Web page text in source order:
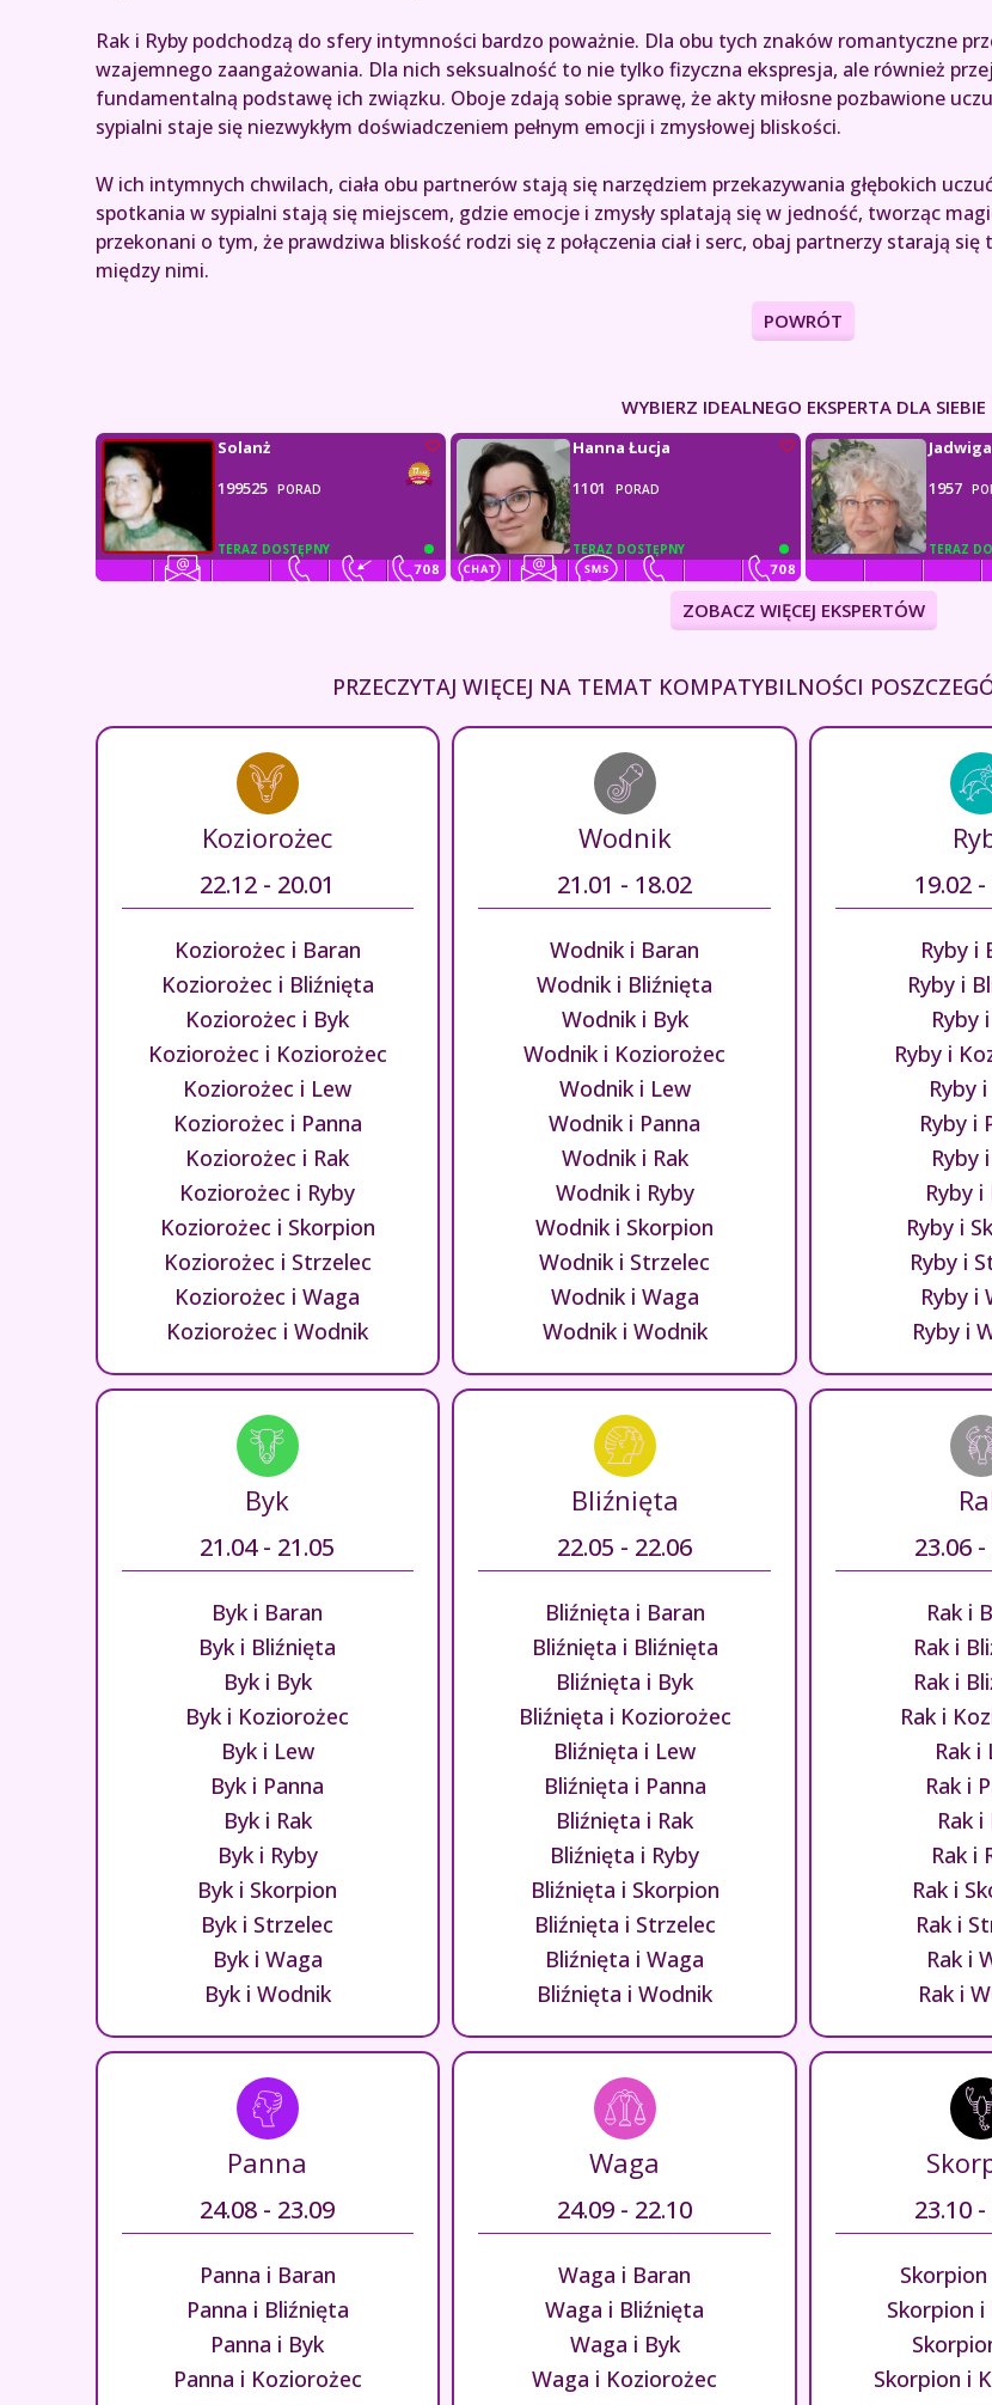
Rak i Ryby podchodzą do sfery intymności bardzo poważnie. Dla obu tych znaków romantyczne
wzajemnego zaangażowania. Dla nich seksualność to nie tylko fizyczna ekspresja, ale również
fundamentalną podstawę ich związku. Oboje zdają sobie sprawę, że akty miłosne pozbawione
sypialni staje się niezwykłym doświadczeniem pełnym emocji i zmysłowej bliskości.
W ich intymnych chwilach, ciała obu partnerów stają się narzędziem przekazywania głębokich
spotkania w sypialni stają się miejscem, gdzie emocje i zmysły splatają się w jedność, tworząc
przekonani o tym, że prawdziwa bliskość rodzi się z połączenia ciał i serc, obaj partnerzy starają
między nimi.
POWRÓT
WYBIERZ IDEALNEGO EKSPERTA DLA SIEBIE
TERAZ DOSTĘPNY
Solanż
199525 PORAD
TERAZ DOSTĘPNY
Hanna Łucja
1101
PORAD
TERAZ
1957
ZOBACZ WIĘCEJ EKSPERTÓW
PRZECZYTAJ WIĘCEJ NA TEMAT KOMPATYBILNOŚCI
Koziorożec
22.12 - 20.01
Koziorożec i Baran
Koziorożec i Bliźnięta
Koziorożec i Byk
Koziorożec i Koziorożec
Koziorożec i Lew
Koziorożec i Panna
Koziorożec i Rak
Koziorożec i Ryby
Koziorożec i Skorpion
Koziorożec i Strzelec
Koziorożec i Waga
Koziorożec i Wodnik
Wodnik
21.01 - 18.02
Wodnik i Baran
Wodnik i Bliźnięta
Wodnik i Byk
Wodnik i Koziorożec
Wodnik i Lew
Wodnik i Panna
Wodnik i Rak
Wodnik i Ryby
Wodnik i Skorpion
Wodnik i Strzelec
Wodnik i Waga
Wodnik i Wodnik
19.02
Ryby i
Ryby i
Ryby
Ryby i
Ryby
Ryby i
Ryby
Ryby i
Ryby i
Ryby i
Ryby i
Ryby i
Byk
21.04 - 21.05
Byk i Baran
Byk i Bliźnięta
Byk i Byk
Byk i Koziorożec
Byk i Lew
Byk i Panna
Byk i Rak
Byk i Ryby
Byk i Skorpion
Byk i Strzelec
Byk i Waga
Byk i Wodnik
Bliźnięta
22.05 - 22.06
Bliźnięta i Baran
Bliźnięta i Bliźnięta
Bliźnięta i Byk
Bliźnięta i Koziorożec
Bliźnięta i Lew
Bliźnięta i Panna
Bliźnięta i Rak
Bliźnięta i Ryby
Bliźnięta i Skorpion
Bliźnięta i Strzelec
Bliźnięta i Waga
Bliźnięta i Wodnik
23.06
Rak i
Rak i
Rak i
Rak i
Rak i
Rak i
Rak i
Rak i
Rak i
Rak i
Rak i
Rak i
Panna
24.08 - 23.09
Panna i Baran
Panna i Bliźnięta
Panna i Byk
Panna i Koziorożec
Waga
24.09 - 22.10
Waga i Baran
Waga i Bliźnięta
Waga i Byk
Waga i Koziorożec
23.10 -
Skorpion
Skorpion i